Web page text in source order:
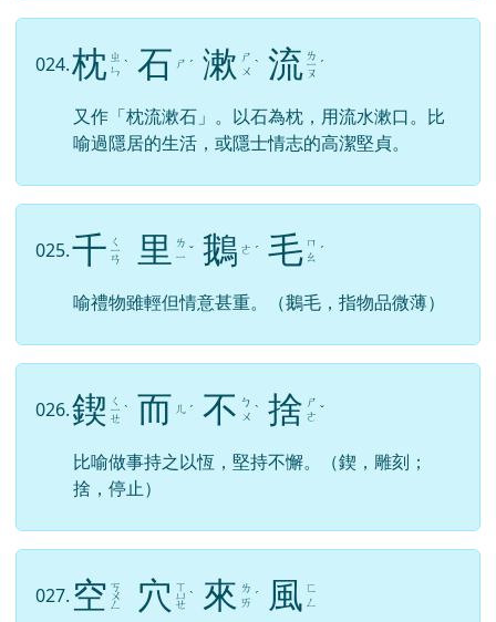
024.枕 ㄓ
ㄣ ˋ 石 ㄕ ˊ 漱 ㄕ
ㄨ ˋ 流 ㄌ
ㄧ
ㄡ
ˊ
又作「枕流漱石」。以石為枕，用流水漱口。比
喻過隱居的生活，或隱士情志的高潔堅貞。
025.千 ㄑ
ㄧ
ㄢ 里
ㄌ
ㄧ ˇ 鵝 ㄜ ˊ 毛 ㄇ
ㄠ ˊ
喻禮物雖輕但情意甚重。（鵝毛，指物品微薄）
026.鍥 ㄑ
ㄧ
ㄝ
ˋ 而 ㄦ ˊ 不 ㄅ
ㄨ ˋ 捨 ㄕ
ㄜ ˇ
比喻做事持之以恆，堅持不懈。（鍥，雕刻；
捨，停止）
027. 空 ㄎ
ㄨ
ㄥ 穴 ㄒ
ㄩ
ㄝ
ˋ 來 ㄌ
ㄞ ˊ 風 ㄈ
ㄥ